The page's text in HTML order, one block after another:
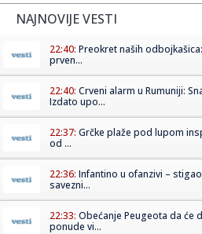
NAJNOVIJE VESTI
22:40: Preokret naših
prven...
22:40: Crveni alarm u Rumuniji:
Izdato upo...
22:37: Grčke plaže pod lupom
od ...
22:36: Infantino u ofanzivi –
savezni...
22:33: Obećanje Peugeota da će
ponude vi...